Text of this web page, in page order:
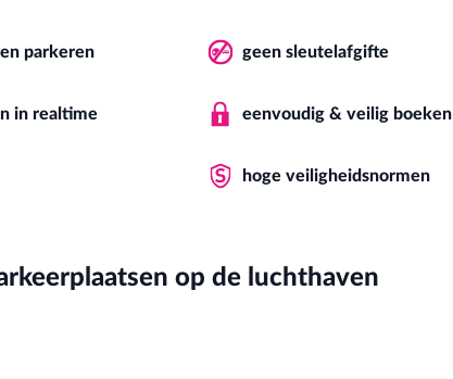
parkeren geen sleutelafgifte
in realtime eenvoudig & veilig boeken
hoge veiligheidsnormen
op de luchthaven